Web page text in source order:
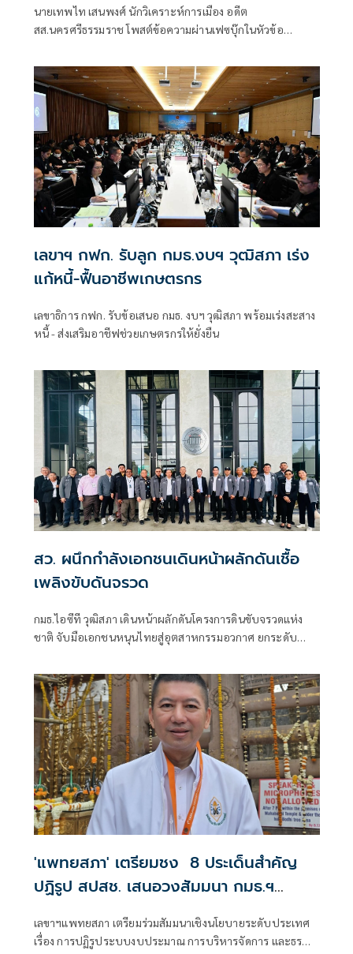
นายเทพไท เสนพงศ์ นักวิเคราะห์การเมือง อดีต
สส.นครศรีธรรมราช โพสต์ข้อความผ่านเฟซบุ๊กในหัวข้อ
เลขาฯ กฟก. รับลูก กมธ.งบฯ วุฒิสภา เร่ง
แก้หนี้-ฟื้นอาชีพเกษตรกร
เลขาธิการ กฟก. รับข้อเสนอ กมธ. งบฯ วุฒิสภา พร้อมเร่งสะสาง
หนี้ - ส่งเสริมอาชีฟช่วยเกษตรกรให้ยั่งยืน
สว. ผนึกกำลังเอกชนเดินหน้าผลักดันเชื้อ
เพลิงขับดันจรวด
กมธ.ไอซีที วุฒิสภา เดินหน้าผลักดันโครงการดินขับจรวดแห่ง
ชาติ จับมือเอกชนหนุนไทยสู่อุตสาหกรรมอวกาศ ยกระดับ
'แพทยสภา' เตรียมชง 8 ประเด็นสำคัญ
ปฏิรูป สปสช. เสนอวงสัมมนา กมธ.ฯ
เลขาฯแพทยสภา เตรียมร่วมสัมมนาเชิงนโยบายระดับประเทศ
เรื่อง การปฏิรูประบบงบประมาณ การบริหารจัดการ และธร